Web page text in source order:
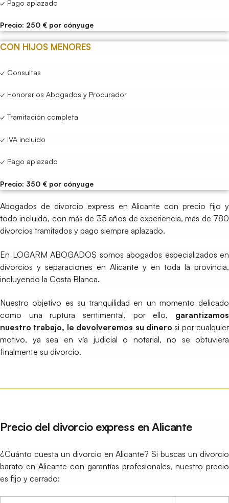
✓ Pago aplazado
Precio: 250 € por cónyuge
CON HIJOS MENORES
✓ Consultas
✓ Honorarios Abogados y Procurador
✓ Tramitación completa
✓ IVA incluido
✓ Pago aplazado
Precio: 350 € por cónyuge
Abogados de divorcio express en Alicante con precio fijo y
todo incluido, con más de 35 años de experiencia, más de 780
divorcios tramitados y pago siempre aplazado.
En LOGARM ABOGADOS somos abogados especializados en
divorcios y separaciones en Alicante y en toda la provincia,
incluyendo la Costa Blanca.
Nuestro objetivo es su tranquilidad en un momento delicado
como una ruptura sentimental, por ello, garantizamos
nuestro trabajo, le devolveremos su dinero si por cualquier
motivo, ya sea en vía judicial o notarial, no se obtuviera
finalmente su divorcio.
Precio del divorcio express en Alicante
¿Cuánto cuesta un divorcio en Alicante? Si buscas un divorcio
barato en Alicante con garantías profesionales, nuestro precio
es fijo y cerrado: